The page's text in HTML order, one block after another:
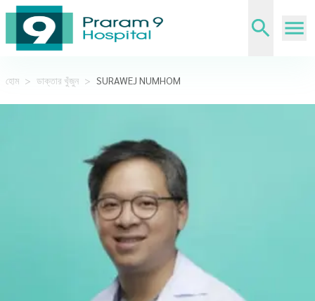
হোম > ডাক্তার খুঁজুন > SURAWEJ NUMHOM